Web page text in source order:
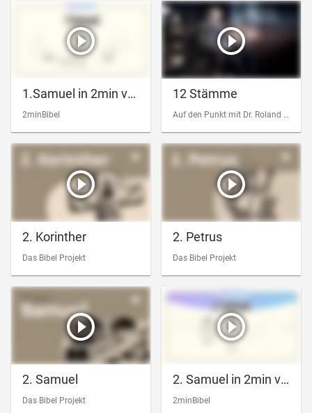
1.Samuel in 2min verstehen
2minBibel
12 Stämme
Auf den Punkt mit Dr. Roland Werner
2. Korinther
Das Bibel Projekt
2. Petrus
Das Bibel Projekt
2. Samuel
Das Bibel Projekt
2. Samuel in 2min verstehen
2minBibel